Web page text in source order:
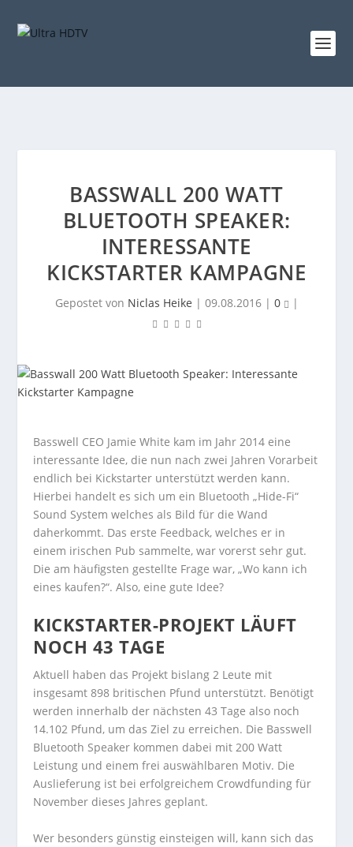
BASSWALL 200 WATT
BLUETOOTH SPEAKER:
INTERESSANTE
KICKSTARTER KAMPAGNE
Gepostet von Niclas Heike | 09.08.2016| 0 |
Basswell CEO Jamie White kam im Jahr 2014 eine
interessante Idee, die nun nach zwei Jahren Vorarbeit
endlich bei Kickstarter unterstützt werden kann.
Hierbei handelt es sich um ein Bluetooth „Hide-Fi“
Sound System welches als Bild für die Wand
daherkommt. Das erste Feedback, welches er in
einem irischen Pub sammelte, war vorerst sehr gut.
Die am häufigsten gestellte Frage war, „Wo kann ich
eines kaufen?“. Also, eine gute Idee?
KICKSTARTER-PROJEKT LÄUFT
NOCH 43 TAGE
Aktuell haben das Projekt bislang 2 Leute mit
insgesamt 898 britischen Pfund unterstützt. Benötigt
werden innerhalb der nächsten 43 Tage also noch
14.102 Pfund, um das Ziel zu erreichen. Die Basswell
Bluetooth Speaker kommen dabei mit 200 Watt
Leistung und einem frei auswählbaren Motiv. Die
Auslieferung ist bei erfolgreichem Crowdfunding für
November dieses Jahres geplant.
Wer besonders günstig einsteigen will, kann sich das